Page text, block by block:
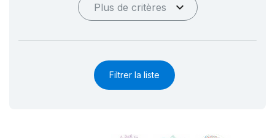
Plus de critères
Filtrer la liste